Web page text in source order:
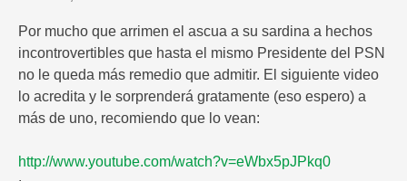
Por mucho que arrimen el ascua a su sardina a hechos
incontrovertibles que hasta el mismo Presidente del PSN
no le queda más remedio que admitir. El siguiente video
lo acredita y le sorprenderá gratamente (eso espero) a
más de uno, recomiendo que lo vean:
http://www.youtube.com/watch?v=eWbx5pJPkq0